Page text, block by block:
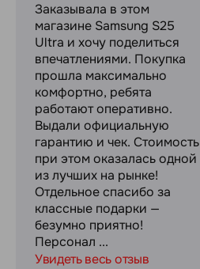
Заказывала в этом
магазине Samsung S25
Ultra и хочу поделиться
впечатлениями. Покупка
прошла максимально
комфортно, ребята
работают оперативно.
Выдали официальную
гарантию и чек. Стоимость
при этом оказалась одной
из лучших на рынке!
Отдельное спасибо за
классные подарки —
безумно приятно!
Персонал ...
Увидеть весь отзыв